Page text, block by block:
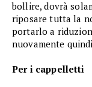
bollire, dovrà
riposare tutta la
portarlo a
nuovamente
Per i cappelletti